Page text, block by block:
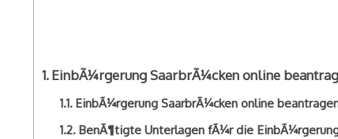
EinbÃ¼rgerung SaarbrÃ¼cken online
EinbÃ¼rgerung SaarbrÃ¼cken online
BenÃ¶tigte Unterlagen fÃ¼r die